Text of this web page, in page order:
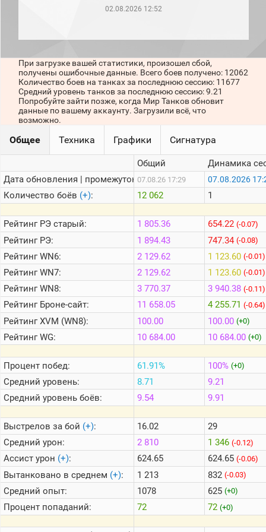
месяц)
игроков
последние
сессии)
1000
стримеров
Информация
Онлайн
Цветовая
шкала
Теlegram
ВК
Портал
Мира
02.08.2026 12:52
При загрузке вашей статистики, произошел сбой,
получены ошибочные данные. Всего боев получено: 12062
Количество боев на танках за последнюю сессию: 11677
Средний уровень танков за последнюю сессию: 9.21
Попробуйте зайти позже, когда Мир Танков обновит
данные по вашему аккаунту. Загрузили всё, что
возможно.
Общее Техника Графики Сигнатура
Дата обновления | промежуток:
Количество боёв (+):
РейтингРЭ старый:
РейтингРЭ:
РейтингWN6:
РейтингWN7:
РейтингWN8:
РейтингБроне-сайт:
РейтингXVM (WN8):
РейтингWG:
Процент побед:
Средний уровень:
Средний уровень боёв:
Выстрелов за бой (+):
Средний урон:
Ассист урон (+):
Вытанковано в среднем (+):
Средний опыт:
Процент попаданий:
Общий
07.08.26 17:29
12 062
1 805.36
1 894.43
2 129.62
2 129.62
3 770.37
11 658.05
100.00
10 684.00
61.91%
8.71
9.54
16.02
2 810
624.65
1 213
1078
72
Динамика
07.08.2026
1
654.22 (-0.07)
747.34 (-0.08)
1 123.60 (-0.01)
1 123.60 (-0.01)
3 940.38 (-0.11)
4 255.71 (-0.64)
100.00 (+0)
10 684.00 (+0)
100% (+0)
9.21
9.91
29
1 346 (-0.12)
624.65 (-0.06)
832 (-0.03)
625 (+0)
72 (+0)